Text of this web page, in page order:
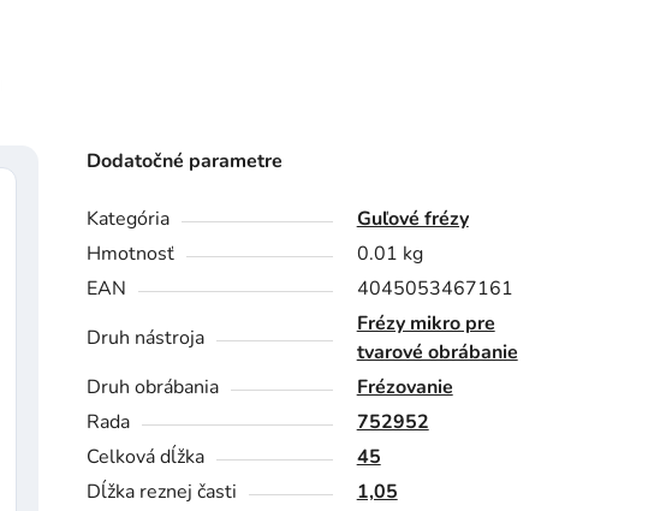
Dodatočné parametre
Kategória
Guľové frézy
Hmotnosť
0.01 kg
EAN
4045053467161
Druh nástroja
Frézy mikro pre
tvarové obrábanie
Druh obrábania
Frézovanie
Rada
752952
Celková dĺžka
45
Dĺžka reznej časti
1,05